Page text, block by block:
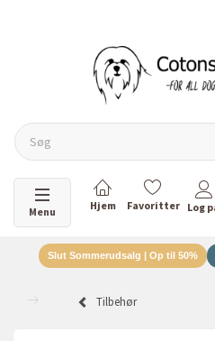
Skifte navigation
Menu
Slut Sommerudsalg | Op til 50%
Tilbehør